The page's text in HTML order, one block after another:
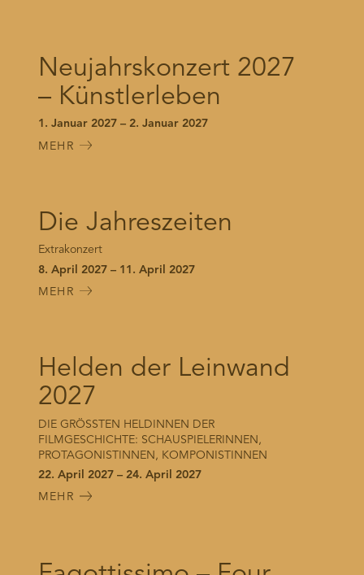
Neujahrskonzert 2027
– Künstlerleben
1. Januar 2027 – 2. Januar 2027
MEHR
Die Jahreszeiten
Extrakonzert
8. April 2027 – 11. April 2027
MEHR
Helden der Leinwand
2027
DIE GRÖSSTEN HELDINNEN DER
FILMGESCHICHTE: SCHAUSPIELERINNEN,
PROTAGONISTINNEN, KOMPONISTINNEN
22. April 2027 – 24. April 2027
MEHR